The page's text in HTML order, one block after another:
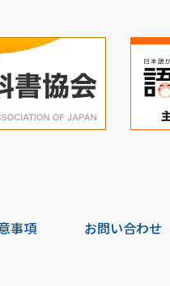
事項 お問い合わせ